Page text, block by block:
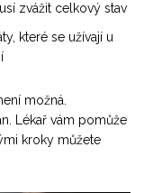
zvážit celkový stav
které se užívají u
možná.
Lékař vám pomůže
kroky můžete